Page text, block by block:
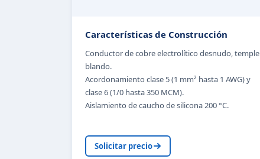
Características de Construcción
Conductor de cobre electrolítico desnudo, temple
blando.
Acordonamiento clase 5 (1 mm² hasta 1 AWG) y
clase 6 (1/0 hasta 350 MCM).
Aislamiento de caucho de silicona 200 °C.
Solicitar precio